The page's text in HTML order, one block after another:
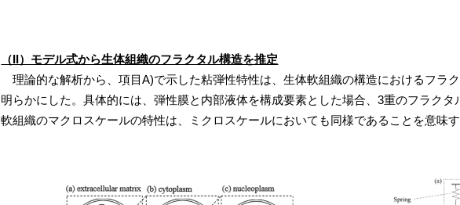
（II）モデル式から生体組織のフラクタル構造を推定
理論的な解析から、項目A)で示した粘弾性特性は、生体軟組織の構造におけるフラ
明らかにした。具体的には、弾性膜と内部液体を構成要素とした場合、3重のフラクタ
軟組織のマクロスケールの特性は、ミクロスケールにおいても同様であることを意味す